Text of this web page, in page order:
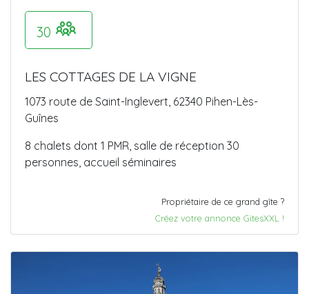
30
LES COTTAGES DE LA VIGNE
1073 route de Saint-Inglevert, 62340 Pihen-Lès-
Guînes
8 chalets dont 1 PMR, salle de réception 30
personnes, accueil séminaires
Propriétaire de ce grand gîte ?
Créez votre annonce GitesXXL !